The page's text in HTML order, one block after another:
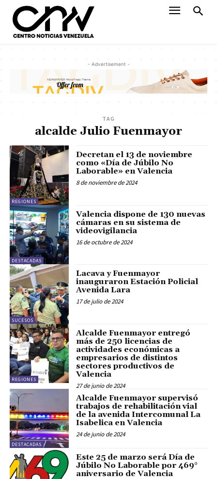
- Advertisement -
TAG
alcalde Julio Fuenmayor
REGIONES
Decretan el 13 de noviembre
como «Día de Júbilo No
Laborable» en Valencia
8 de noviembre de 2024
DESTACADAS
Valencia dispone de 130 nuevas
cámaras en su sistema de
videovigilancia
16 de octubre de 2024
SUCESOS
Lacava y Fuenmayor
inauguraron Estación Policial
Avenida Lara
17 de julio de 2024
REGIONES
Alcalde Fuenmayor entregó
más de 250 licencias de
actividades económicas a
empresarios de distintos
sectores productivos de
Valencia
27 de junio de 2024
DESTACADAS
Alcalde Fuenmayor supervisó
trabajos de rehabilitación vial
de la avenida Intercomunal La
Isabelica en Valencia
24 de junio de 2024
Este 25 de marzo será Día de
Júbilo No Laborable por 469°
aniversario de Valencia